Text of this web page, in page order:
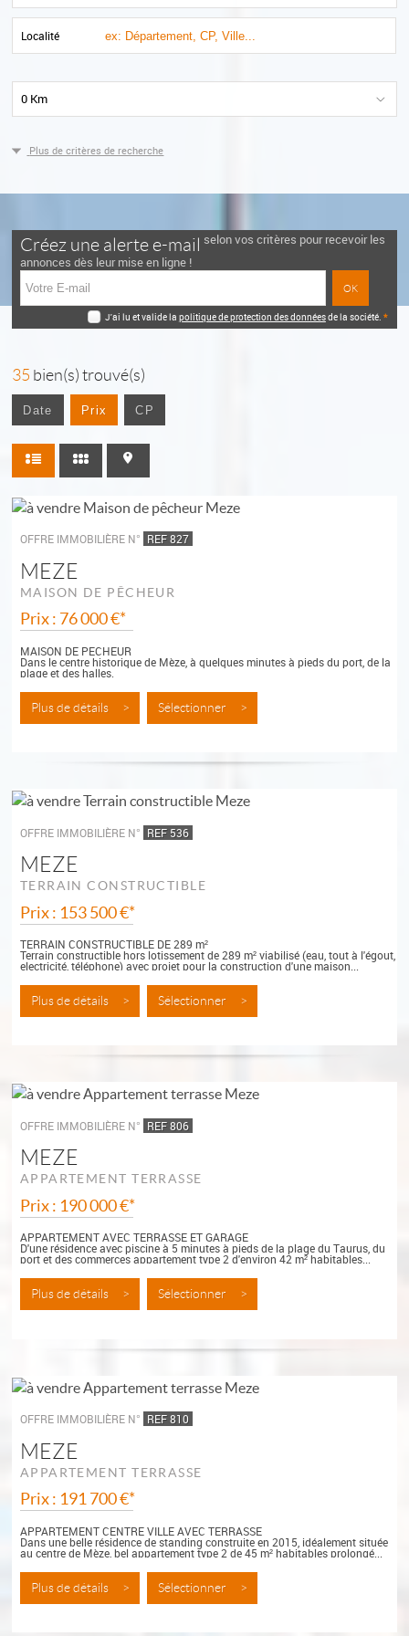
Localité
0 Km
Plus de critères de recherche
Créez une alerte e-mail selon vos critères pour recevoir les
annonces dès leur mise en ligne !
J'ai lu et valide la politique de protection des donnéesde la société. *
35 bien(s) trouvé(s)
Date Prix CP
OFFRE IMMOBILIÈRE N° REF 827
MEZE
MAISON DE PÊCHEUR
Prix : 76 000 €*
MAISON DE PECHEUR
Dans le centre historique de Mèze, à quelques minutes à pieds du port, de la
plage et des halles.
Plus de détails > Sélectionner >
OFFRE IMMOBILIÈRE N° REF 536
MEZE
TERRAIN CONSTRUCTIBLE
Prix : 153 500 €*
TERRAIN CONSTRUCTIBLE DE 289 m²
Terrain constructible hors lotissement de 289 m² viabilisé (eau, tout à l'égout,
electricité, téléphone) avec projet pour la construction d'une maison...
Plus de détails > Sélectionner >
OFFRE IMMOBILIÈRE N° REF 806
MEZE
APPARTEMENT TERRASSE
Prix : 190 000 €*
APPARTEMENT AVEC TERRASSE ET GARAGE
D'une résidence avec piscine à 5 minutes à pieds de la plage du Taurus, du
port et des commerces appartement type 2 d'environ 42 m² habitables...
Plus de détails > Sélectionner >
OFFRE IMMOBILIÈRE N° REF 810
MEZE
APPARTEMENT TERRASSE
Prix : 191 700 €*
APPARTEMENT CENTRE VILLE AVEC TERRASSE
Dans une belle résidence de standing construite en 2015, idéalement située
au centre de Mèze, bel appartement type 2 de 45 m² habitables prolongé...
Plus de détails > Sélectionner >